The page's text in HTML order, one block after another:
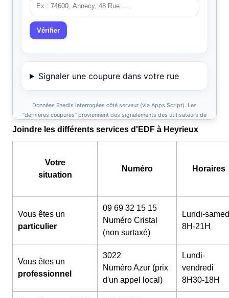
Joindre les différents services d'EDF à Heyrieux
Votre
situation
Numéro Horaires
Vous êtes un
particulier
09 69 32 15 15
Numéro Cristal
(non surtaxé)
Lundi-
8H-21H
Vous êtes un
professionnel
3022
Numéro Azur (prix
d'un appel local)
Lundi-
vendredi
8H30-18H